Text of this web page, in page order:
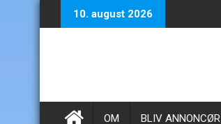
to
10. august 2026
OM BLIV ANNONCØR